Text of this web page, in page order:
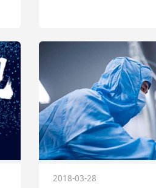
2018-03-28